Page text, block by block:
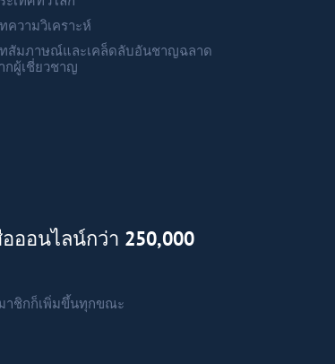
ความวิเคราะห์
สัมภาษณ์และเคล็ดลับอันชาญฉลาด
กผู้เชี่ยวชาญ
ออนไลน์กว่า 250,000
าชิกก็เพิ่มขึ้นทุกขณะ